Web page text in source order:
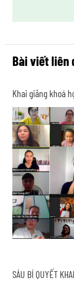
Bài viết liên
Khai giảng khoá
SÁU BÍ QUYẾT